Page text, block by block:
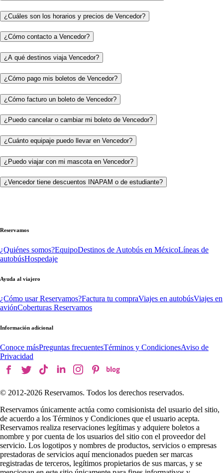
¿Cuáles son los horarios y precios de Vencedor?
¿Cómo contacto a Vencedor?
¿A qué destinos viaja Vencedor?
¿Cómo pago mis boletos de Vencedor?
¿Cómo facturo un boleto de Vencedor?
¿Puedo cancelar o cambiar mi boleto de Vencedor?
¿Cuánto equipaje puedo llevar en Vencedor?
¿Puedo viajar con mi mascota en Vencedor?
¿Vencedor tiene descuentos INAPAM o de estudiante?
Reservamos
¿Quiénes somos?EquipoDestinos de Autobús en MéxicoLíneas de
autobúsHospedaje
Ayuda al viajero
¿Cómo usar Reservamos?Factura tu compraViajes en autobúsViajes en
aviónCoberturas Reservamos
Información adicional
Conoce másPreguntas frecuentesTérminos y CondicionesAviso de
Privacidad
© 2012-2026 Reservamos. Todos los derechos reservados.
Reservamos únicamente actúa como comisionista del usuario del sitio,
de acuerdo a los Términos y Condiciones que el usuario acepta.
Reservamos realiza reservaciones legítimas y adquiere boletos a
nombre y por cuenta de los usuarios del sitio con el proveedor del
servicio. Los logotipos y nombres de productos, servicios o empresas
prestadoras de servicios aquí mencionados pueden ser marcas
registradas de terceros, legítimos propietarios de sus marcas, y se